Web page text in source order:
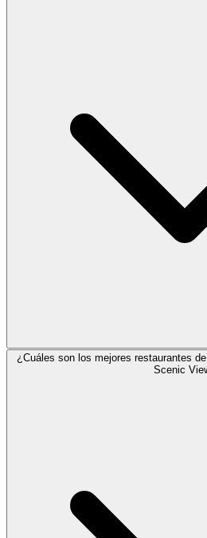
¿Cuáles son los mejores restaurantes
Scenic